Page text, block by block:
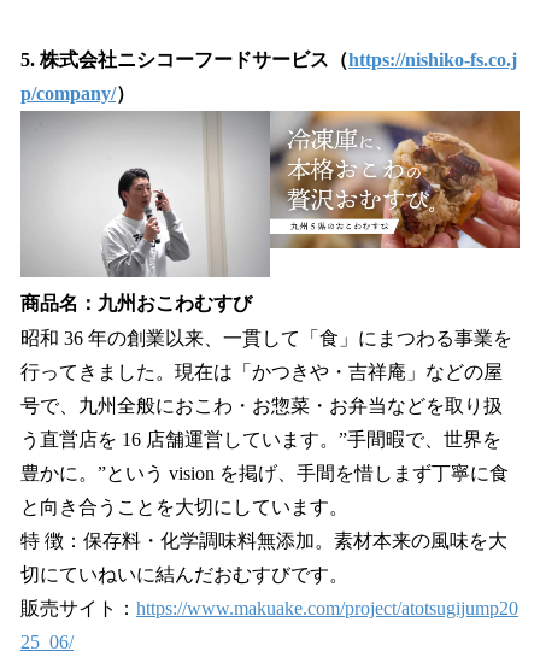
5. 株式会社ニシコーフードサービス（https://nishiko-fs.co.j
p/company/）
商品名：九州おこわむすび
昭和 36 年の創業以来、一貫して「食」にまつわる事業を
行ってきました。現在は「かつきや・吉祥庵」などの屋
号で、九州全般におこわ・お惣菜・お弁当などを取り扱
う直営店を 16 店舗運営しています。”手間暇で、世界を
豊かに。”という vision を掲げ、手間を惜しまず丁寧に食
と向き合うことを大切にしています。
特 徴：保存料・化学調味料無添加。素材本来の風味を大
切にていねいに結んだおむすびです。
販売サイト： https://www.makuake.com/project/atotsugijump20
25_06/